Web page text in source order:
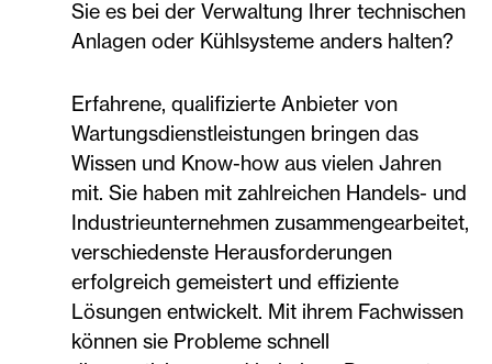
Sie es bei der Verwaltung Ihrer technischen
Anlagen oder Kühlsysteme anders halten?
Erfahrene, qualifizierte Anbieter von
Wartungsdienstleistungen bringen das
Wissen und Know-how aus vielen Jahren
mit. Sie haben mit zahlreichen Handels- und
Industrieunternehmen zusammengearbeitet,
verschiedenste Herausforderungen
erfolgreich gemeistert und effiziente
Lösungen entwickelt. Mit ihrem Fachwissen
können sie Probleme schnell